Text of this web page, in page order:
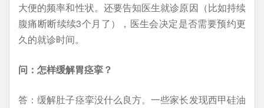
大便的频率和性状。还要告知医生就诊原因（比如持续
腹痛断断续续3个月了），医生会决定是否需要预约更
久的就诊时间。
问：怎样缓解胃痉挛？
答：缓解肚子痉挛没什么良方。一些家长发现西甲硅油